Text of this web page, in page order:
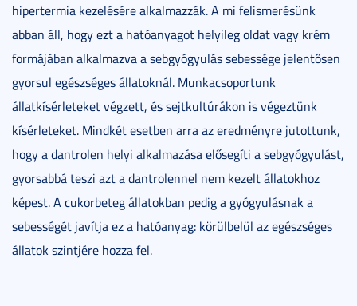
hipertermia kezelésére alkalmazzák. A mi felismerésünk
abban áll, hogy ezt a hatóanyagot helyileg oldat vagy krém
formájában alkalmazva a sebgyógyulás sebessége jelentősen
gyorsul egészséges állatoknál. Munkacsoportunk
állatkísérleteket végzett, és sejtkultúrákon is végeztünk
kísérleteket. Mindkét esetben arra az eredményre jutottunk,
hogy a dantrolen helyi alkalmazása elősegíti a sebgyógyulást,
gyorsabbá teszi azt a dantrolennel nem kezelt állatokhoz
képest. A cukorbeteg állatokban pedig a gyógyulásnak a
sebességét javítja ez a hatóanyag: körülbelül az egészséges
állatok szintjére hozza fel.